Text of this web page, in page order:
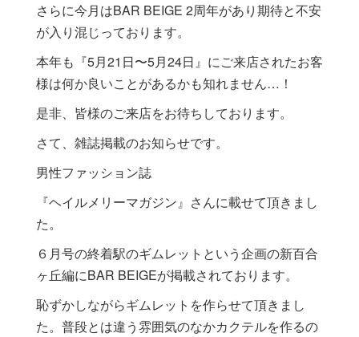
さらに今月はBAR BEIGE 2周年があり期待と不安
が入り混じっております。
本年も『5月21日〜5月24日』にご来店されたお客
様は何か良いことがあるかも知れません…！
是非、皆様のご来店をお待ちしております。
さて、雑誌掲載のお知らせです。
男性ファッション誌
『ヘイルメリーマガジン』さんに載せて頂きまし
た。
６月号の終着駅のギムレットという企画の新百合
ヶ丘編にBAR BEIGEが掲載されております。
恥ずかしながらギムレットを作らせて頂きまし
た。普段とは違う雰囲気のなかカクテルを作るの